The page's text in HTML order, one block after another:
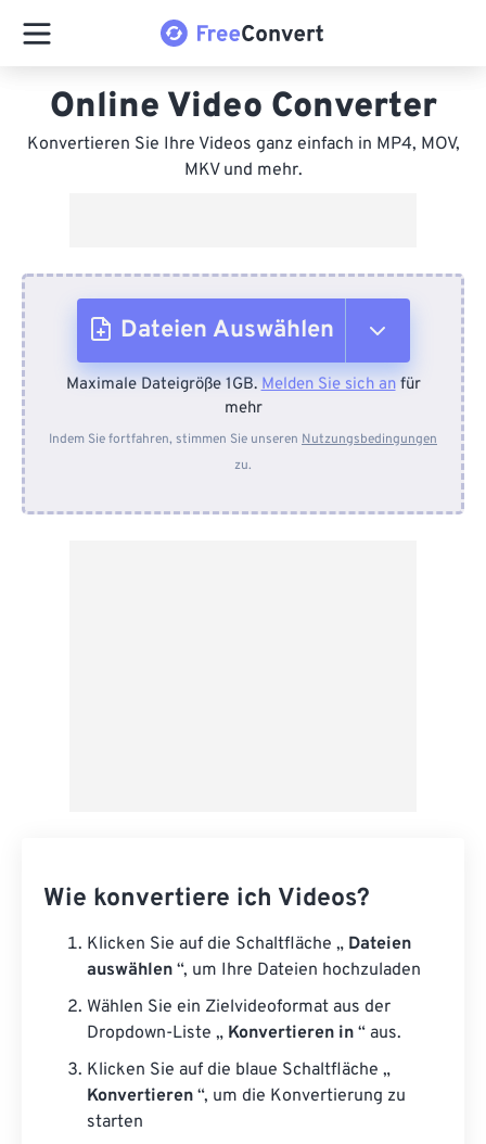
Online Video Converter
Konvertieren Sie Ihre Videos ganz einfach in MP4, MOV,
MKV und mehr.
Dateien Auswählen
Vom Gerät
Von Dropbox
Maximale Dateigröße 1GB.Melden Sie sich anfür
mehr
Indem Sie fortfahren, stimmen Sie unseren Nutzungsbedingungen
zu.
Wie konvertiere ich Videos?
Klicken Sie auf die Schaltfläche „ Dateien
auswählen “, um Ihre Dateien hochzuladen
Wählen Sie ein Zielvideoformat aus der
Dropdown-Liste „ Konvertieren in “ aus.
Klicken Sie auf die blaue Schaltfläche „
Konvertieren “, um die Konvertierung zu
starten